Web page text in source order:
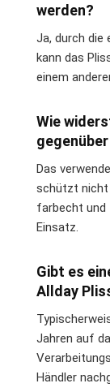
werden?
Ja, durch die
kann das
einem
Wie
Das
schützt nicht
farbecht und
Einsatz.
Gibt es
Allday
Jahren auf
Händler